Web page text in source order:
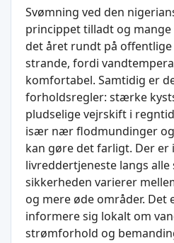
Svømning ved den
princippet tilladt og
det året rundt på
strande, fordi
komfortabel. Samtidig er
forholdsregler: stærke
pludselige vejrskift i
især nær flodmundinger
kan gøre det farligt. Der er
livreddertjeneste langs
sikkerheden varierer
og mere øde områder.
informere sig lokalt om
strømforhold og